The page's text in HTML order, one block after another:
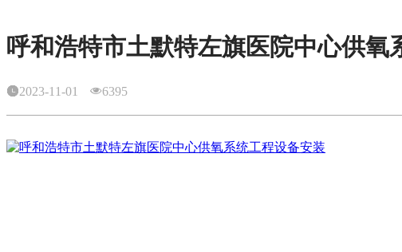
呼和浩特市土默特左旗医院中心供氧
2023-11-01 6395